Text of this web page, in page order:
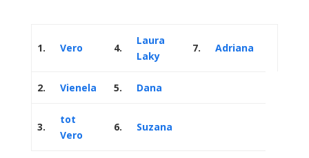
1. Vero 4.
Laura
Laky
7. Adriana
2. Vienela 5. Dana
3.
tot
Vero
6. Suzana